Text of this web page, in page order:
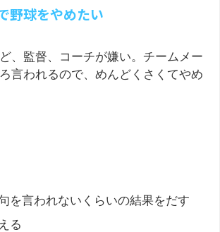
野球をやめたい
、監督、コーチが嫌い。チームメー
言われるので、めんどくさくてやめ
を言われないくらいの結果をだす
る